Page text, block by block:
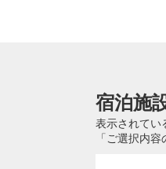
宿泊施
表示されてい
「ご選択内